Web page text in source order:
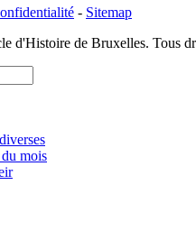
- Sitemap
d'Histoire de Bruxelles. Tous
mois